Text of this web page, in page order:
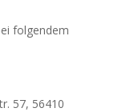
folgendem
57, 56410